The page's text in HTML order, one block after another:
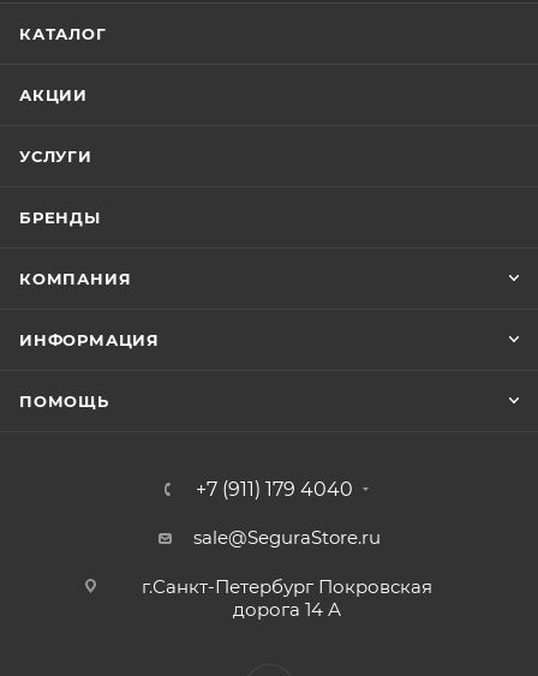
КАТАЛОГ
АКЦИИ
УСЛУГИ
БРЕНДЫ
КОМПАНИЯ
ИНФОРМАЦИЯ
ПОМОЩЬ
+7 (911) 179 4040
sale@SeguraStore.ru
г.Санкт-Петербург Покровская
дорога 14 А